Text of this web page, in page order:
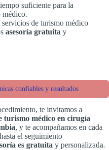
suficiente para la
médico.
de turismo médico
asesoría gratuita y
confiables y resultados
te invitamos a
turismo médico en cirugía
, y te acompañamos en cada
el seguimiento
es gratuita y personalizada.